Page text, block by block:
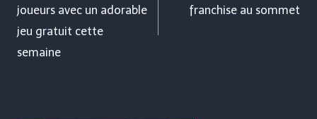
l’article
joueurs avec un adorable
jeu gratuit cette
semaine
franchise au sommet